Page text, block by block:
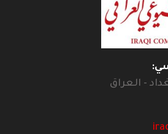
- العراق